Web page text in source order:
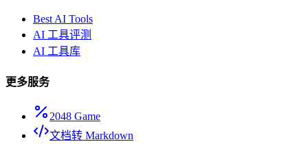
Best AI Tools
AI 工具评测
AI 工具库
更多服务
2048 Game
文档转 Markdown